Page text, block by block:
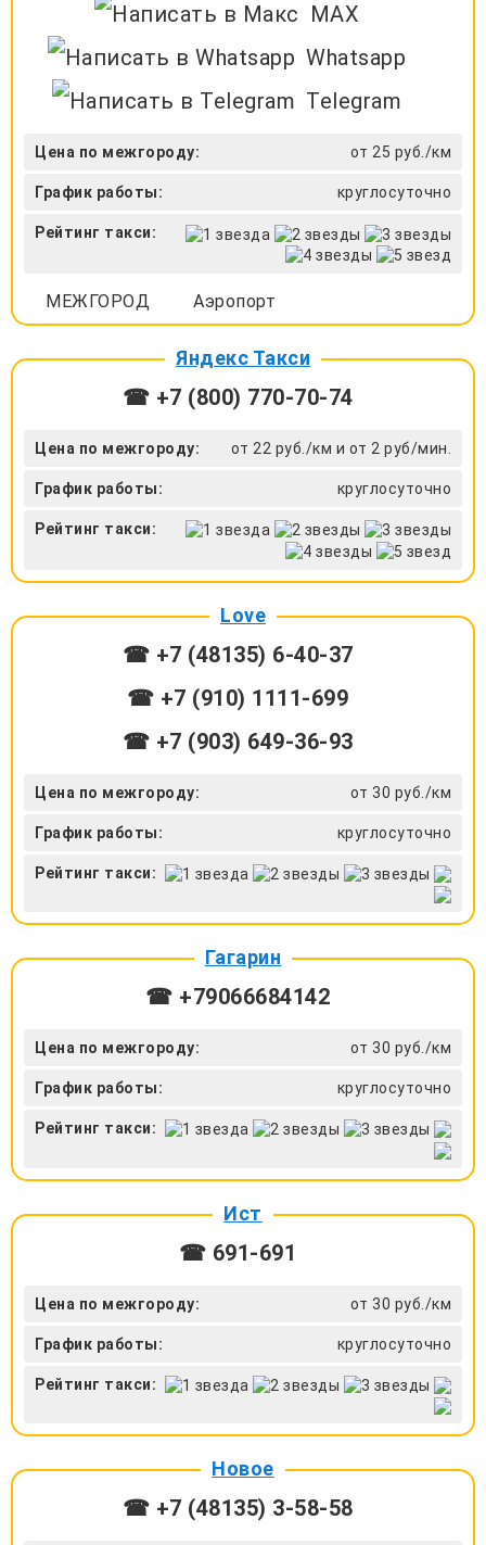
MAX
Whatsapp
Telegram
Цена по межгороду: от 25 руб./км
График работы: круглосуточно
Рейтинг такси:
МЕЖГОРОД Аэропорт
Яндекс Такси
☎ +7 (800) 770-70-74
Цена по межгороду: от 22 руб./км и от 2 руб/мин.
График работы: круглосуточно
Рейтинг такси:
Love
☎ +7 (48135) 6-40-37
☎ +7 (910) 1111-699
☎ +7 (903) 649-36-93
Цена по межгороду: от 30 руб./км
График работы: круглосуточно
Рейтинг такси:
Гагарин
☎ +79066684142
Цена по межгороду: от 30 руб./км
График работы: круглосуточно
Рейтинг такси:
Ист
☎ 691-691
Цена по межгороду: от 30 руб./км
График работы: круглосуточно
Рейтинг такси:
Новое
☎ +7 (48135) 3-58-58